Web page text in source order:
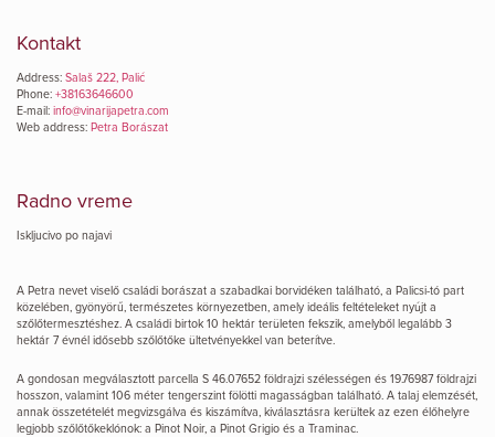
Kontakt
Address: Salaš 222, Palić
Phone: +38163646600
E-mail: info@vinarijapetra.com
Web address: Petra Borászat
Radno vreme
Iskljucivo po najavi
A Petra nevet viselő családi borászat a szabadkai borvidéken található, a Palicsi-tó part
közelében, gyönyörű, természetes környezetben, amely ideális feltételeket nyújt a
szőlőtermesztéshez. A családi birtok 10 hektár területen fekszik, amelyből legalább 3
hektár 7 évnél idősebb szőlőtőke ültetvényekkel van beterítve.
A gondosan megválasztott parcella S 46.07652 földrajzi szélességen és 19.76987 földrajzi
hosszon, valamint 106 méter tengerszint fölötti magasságban található. A talaj elemzését,
annak összetételét megvizsgálva és kiszámítva, kiválasztásra kerültek az ezen élőhelyre
legjobb szőlőtőkeklónok: a Pinot Noir, a Pinot Grigio és a Traminac.